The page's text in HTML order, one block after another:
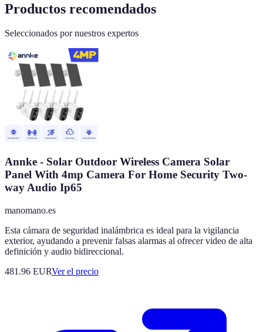
Productos recomendados
Seleccionados por nuestros expertos
Annke - Solar Outdoor Wireless Camera Solar
Panel With 4mp Camera For Home Security Two-
way Audio Ip65
manomano.es
Esta cámara de seguridad inalámbrica es ideal para la vigilancia
exterior, ayudando a prevenir falsas alarmas al ofrecer video de alta
definición y audio bidireccional.
481.96 EURVer el precio